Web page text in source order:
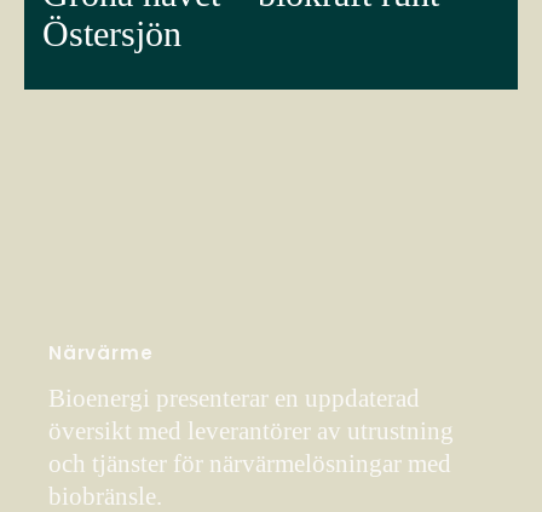
Östersjön
Närvärme
Bioenergi presenterar en uppdaterad
översikt med leverantörer av utrustning
och tjänster för närvärmelösningar med
biobränsle.